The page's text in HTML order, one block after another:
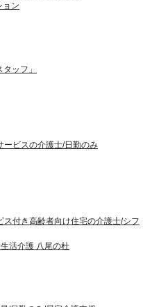
ョン
ッフ」
ービスの介護士/日勤のみ
付き高齢者向け住宅の介護士/シフ
活介護 八尾の杜